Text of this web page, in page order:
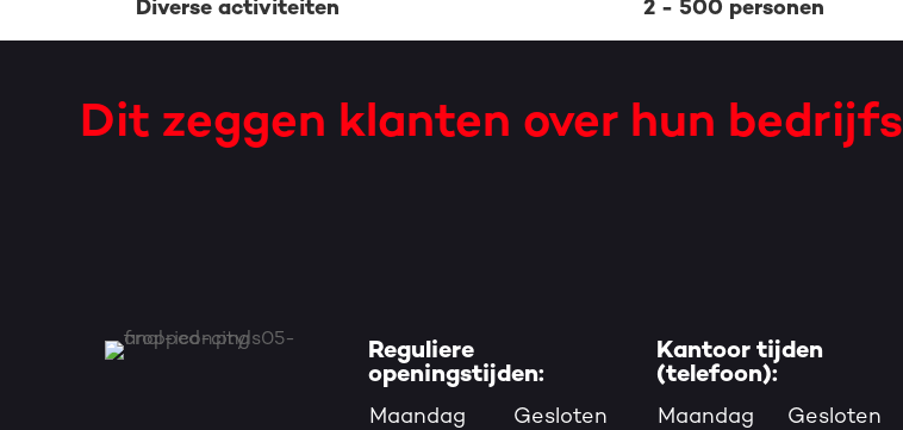
Diverse activiteiten 2 - 500 personen
Dit zeggen klanten over hun
Reguliere
openingstijden:
Maandag
Gesloten
Kantoor tijden
(telefoon):
Maandag
Gesloten